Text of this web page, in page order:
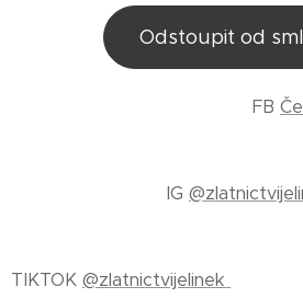
Odstoupit od
FB
IG
TIKTOK @zlatnictvijelinek